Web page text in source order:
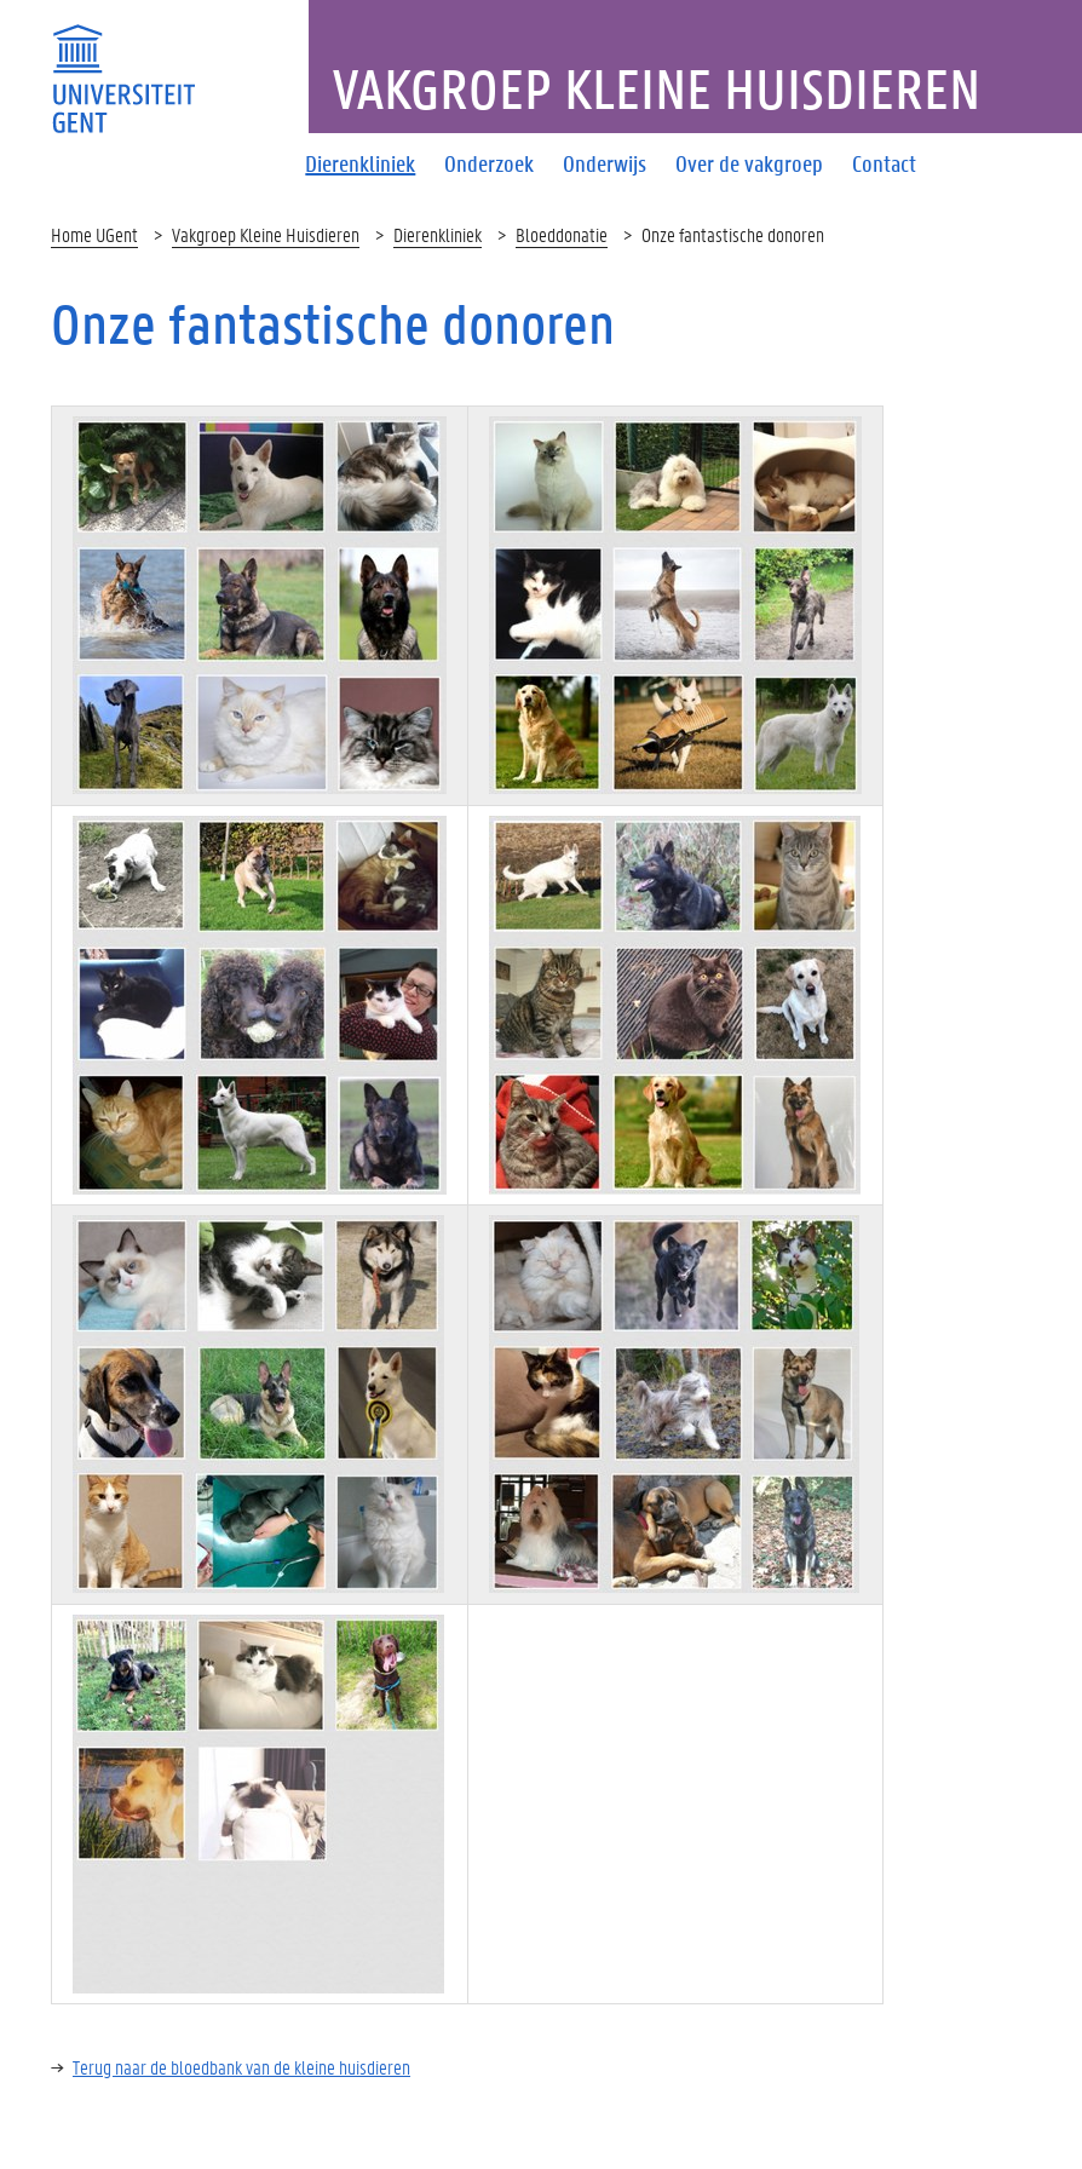
Dierenkliniek Onderzoek Onderwijs Over de vakgroep Contact
VAKGROEP KLEINE HUISDIEREN
Home UGent Vakgroep Kleine Huisdieren Dierenkliniek Bloeddonatie Onze fantastische donoren
Onze fantastische donoren
Terug naar de bloedbank van de kleine huisdieren